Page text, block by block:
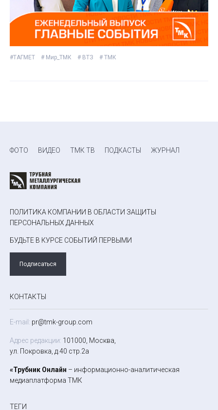
#ТАГМЕТ # Мир_ТМК # ВТЗ # ТМК
ФОТО ВИДЕО ТМК ТВ ПОДКАСТЫ ЖУРНАЛ
ПОЛИТИКА КОМПАНИИ В ОБЛАСТИ ЗАЩИТЫ
ПЕРСОНАЛЬНЫХ ДАННЫХ
БУДЬТЕ В КУРСЕ СОБЫТИЙ ПЕРВЫМИ
Подписаться
КОНТАКТЫ
E-mail: pr@tmk-group.com
Адрес редакции: 101000, Москва,
ул. Покровка, д.40 стр.2а
«Трубник Онлайн – информационно-аналитическая
медиаплатформа ТМК
ТЕГИ